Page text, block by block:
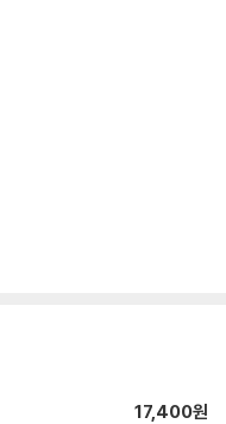
17,400원